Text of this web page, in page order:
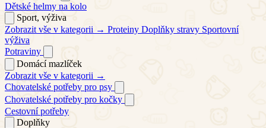
Dětské helmy na kolo
Sport, výživa
Zobrazit vše v kategorii → Proteiny Doplňky stravy Sportovní
výživa
Potraviny
Domácí mazlíček
Zobrazit vše v kategorii →
Chovatelské potřeby pro psy
Chovatelské potřeby pro kočky
Cestovní potřeby
Doplňky